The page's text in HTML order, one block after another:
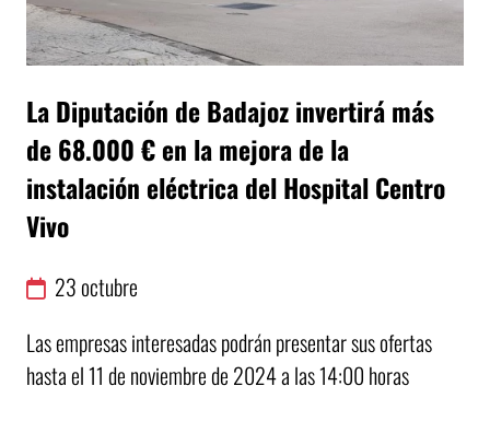
La Diputación de Badajoz invertirá más
de 68.000 € en la mejora de la
instalación eléctrica del Hospital Centro
Vivo
23octubre
Las empresas interesadas podrán presentar sus ofertas
hasta el 11 de noviembre de 2024 a las 14:00 horas